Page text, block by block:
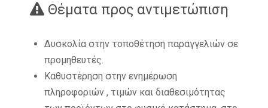
Θέματα προς αντιμετώπιση
Δυσκολία στην τοποθέτηση παραγγελιών σε
προμηθευτές.
Καθυστέρηση στην ενημέρωση
πληροφοριών , τιμών και διαθεσιμότητας